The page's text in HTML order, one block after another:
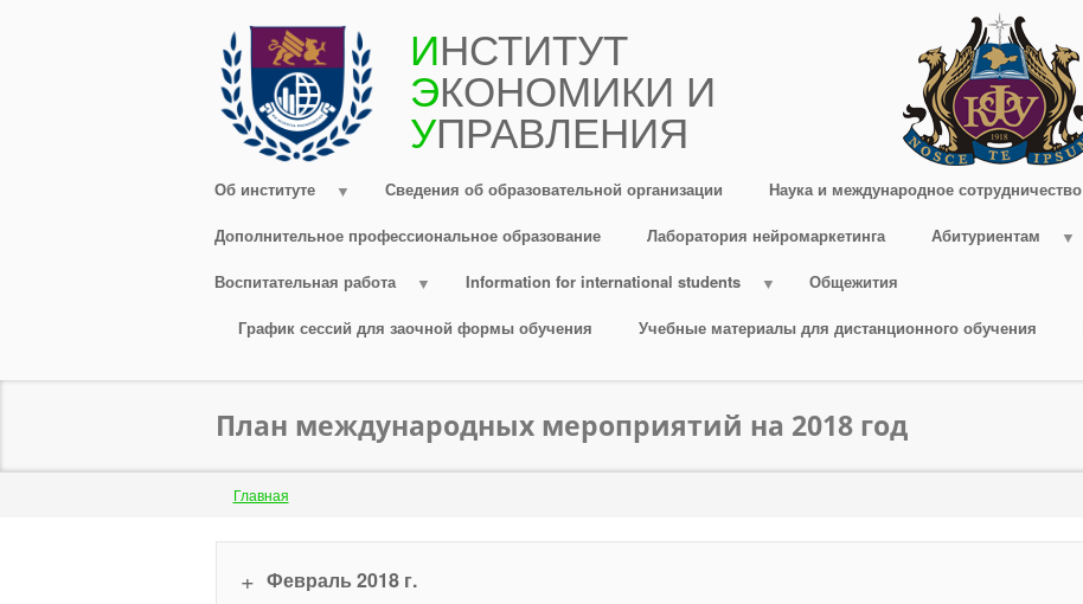
ИНСТИТУТ
ЭКОНОМИКИ И
УПРАВЛЕНИЯ
Об институте Сведения об образовательной организации Наука и международное сотрудничество
Дополнительное профессиональное образование Лаборатория нейромаркетинга Абитуриентам
Воспитательная работа Information for international students Общежития
График сессий для заочной формы обучения Учебные материалы для дистанционного обучения
План международных мероприятий на 2018 год
Строка
навигации
Главная
Февраль 2018 г.